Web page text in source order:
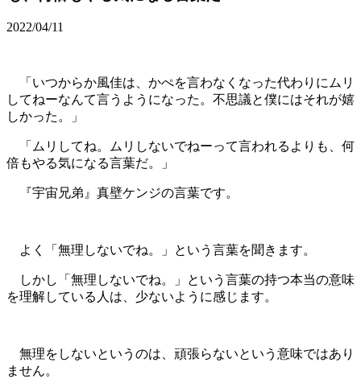
2022/04/11
「いつからか風佳は、かぺを言わなくなった代わりにムリ
してねーなんて言うようになった。不思議と僕にはそれが嬉
しかった。」
「ムリしてね。ムリしないでねーって言われるよりも、何
倍もやる気になる言葉だ。」
『宇宙兄弟』真壁ケンジの言葉です。
よく「無理しないでね。」という言葉を聞きます。
しかし「無理しないでね。」という言葉の持つ本当の意味
を理解している人は、少ないように感じます。
無理をしないというのは、頑張らないという意味ではあり
ません。